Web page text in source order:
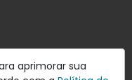
aprimorar sua